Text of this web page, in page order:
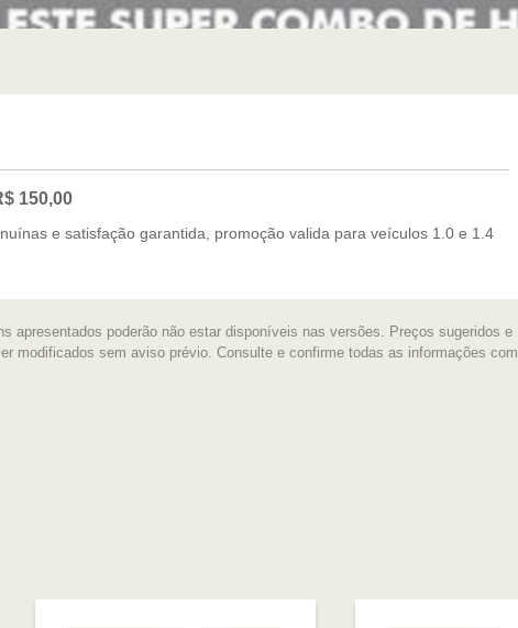
150,00
e satisfação garantida, promoção valida para veículos 1.0 e 1.4
apresentados poderão não estar disponíveis nas versões. Preços sugeridos e
modificados sem aviso prévio. Consulte e confirme todas as informações com